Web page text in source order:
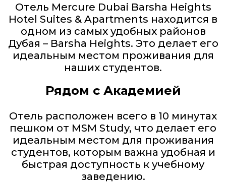
Отель Mercure Dubai Barsha Heights
Hotel Suites & Apartments находится в
одном из самых удобных районов
Дубая – Barsha Heights. Это делает его
идеальным местом проживания для
наших студентов.
Рядом с Академией
Отель расположен всего в 10 минутах
пешком от MSM Study, что делает его
идеальным местом для проживания
студентов, которым важна удобная и
быстрая доступность к учебному
заведению.